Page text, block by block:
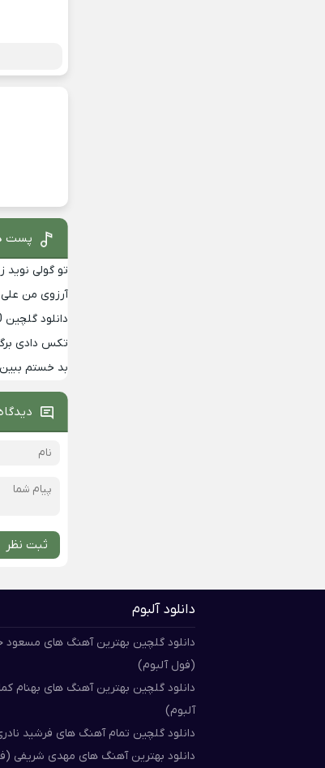
پست
تو گولی نوید
آرزوی من
دانلود گلچین 100 آهنگ برتر دهه 90
تکس دادی
بد خستم
ثبت نظر
دانلود آلبوم
(فول آلبوم)
دانلود گلچین بهترین آهنگ های بهنام
آلبوم)
دانلود گلچین تمام آهنگ های فرشید
دانلود بهترین آهنگ های مهدی شریفی